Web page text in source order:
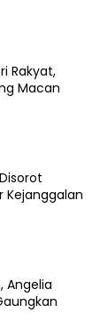
Rakyat,
Macan
Kejanggalan
Angelia